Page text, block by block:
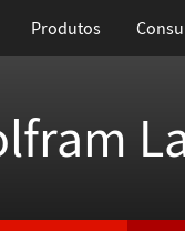
Produtos